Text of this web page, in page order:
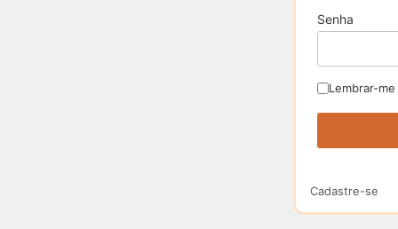
Senha
Lembrar-me
Cadastre-se